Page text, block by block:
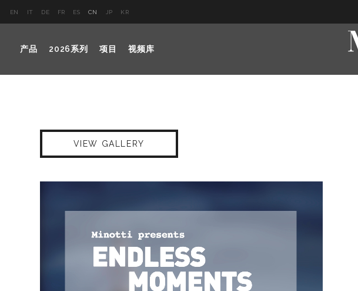
EN IT DE FR ES CN JP KR
产品 2026系列 项目 视频库
VIEW GALLERY